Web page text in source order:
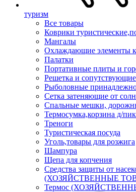
туризм
Все товары
Коврики
Мангалы
Охлаждающие элементы
Палатки
Портативные плиты и
Решетка и
Рыболовные
Сетка затеняющие от
Спальные мешки,
Термосумка,корзина д/
Треноги
Туристическая посуда
Уголь,товары для розжига
Шампура
Щепа для копчения
Средства защиты от
(ХОЗЯЙСТВЕННЫЕ
Термос